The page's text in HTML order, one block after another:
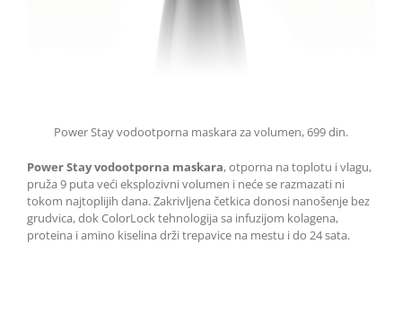
Power Stay vodootporna maskara za volumen, 699 din.
Power Stay vodootporna maskara, otporna na toplotu i vlagu,
pruža 9 puta veći eksplozivni volumen i neće se razmazati ni
tokom najtoplijih dana. Zakrivljena četkica donosi nanošenje bez
grudvica, dok ColorLock tehnologija sa infuzijom kolagena,
proteina i amino kiselina drži trepavice na mestu i do 24 sata.